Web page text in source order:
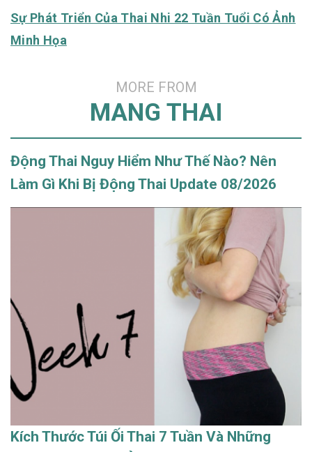
Sự Phát Triển Của Thai Nhi 22 Tuần Tuổi Có Ảnh
Minh Họa
MORE FROM
MANG THAI
Động Thai Nguy Hiểm Như Thế Nào? Nên
Làm Gì Khi Bị Động Thai Update 08/2026
Kích Thước Túi Ối Thai 7 Tuần Và Những